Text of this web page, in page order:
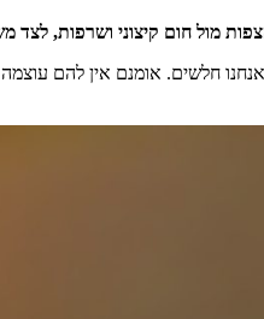
מול חום קיצוני ושרפות, לצד
חלשים. אומנם אין להם